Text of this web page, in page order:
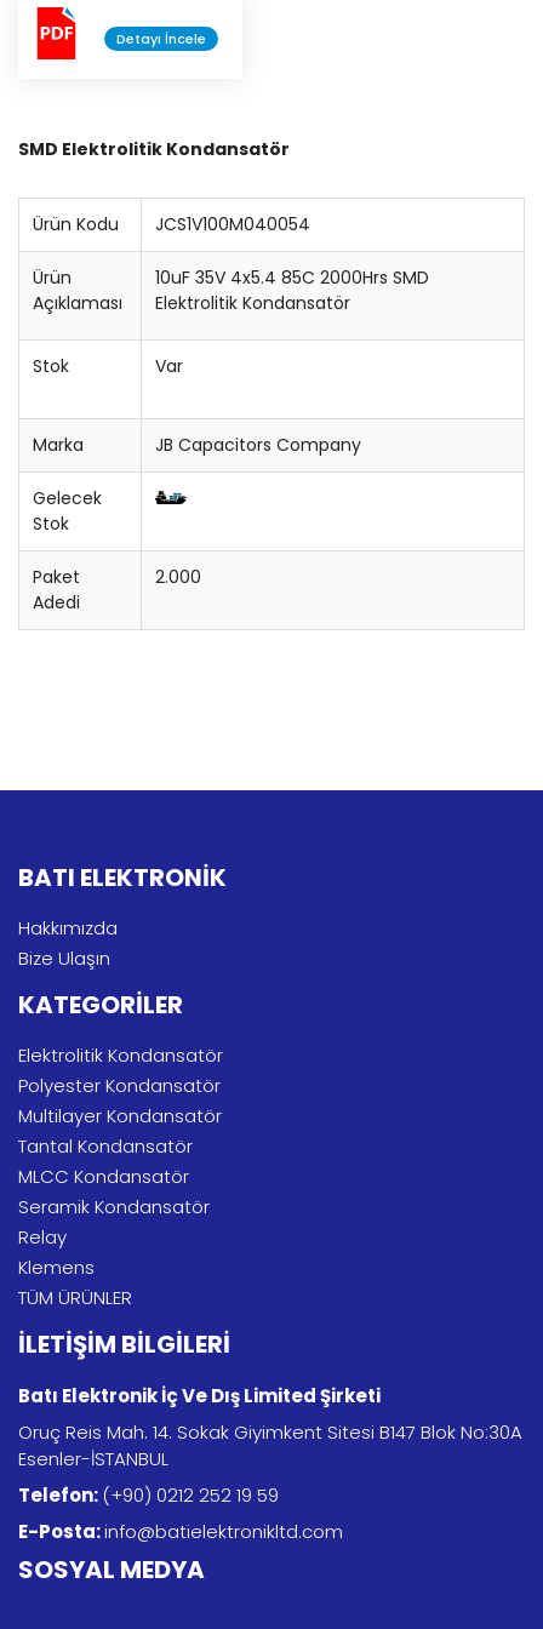
Konnektör
Trimpot
Sigorta
Potansiyometre
Lehim Teli
Detayı İncele
SMD Elektrolitik Kondansatör
Ürün Kodu JCS1V100M040054
Ürün
Açıklaması
10uF 35V 4x5.4 85C 2000Hrs SMD
Elektrolitik Kondansatör
Stok Var
Marka JB Capacitors Company
Gelecek
Stok
Paket
Adedi
2.000
BATI ELEKTRONİK
Hakkımızda
Bize Ulaşın
KATEGORİLER
Elektrolitik Kondansatör
Polyester Kondansatör
Multilayer Kondansatör
Tantal Kondansatör
MLCC Kondansatör
Seramik Kondansatör
Relay
Klemens
TÜM ÜRÜNLER
İLETİŞİM BİLGİLERİ
Batı Elektronik İç Ve Dış Limited Şirketi
Oruç Reis Mah. 14. Sokak Giyimkent Sitesi B147 Blok No:30A
Esenler-İSTANBUL
Telefon: (+90) 0212 252 19 59
E-Posta:info@batielektronikltd.com
SOSYAL MEDYA